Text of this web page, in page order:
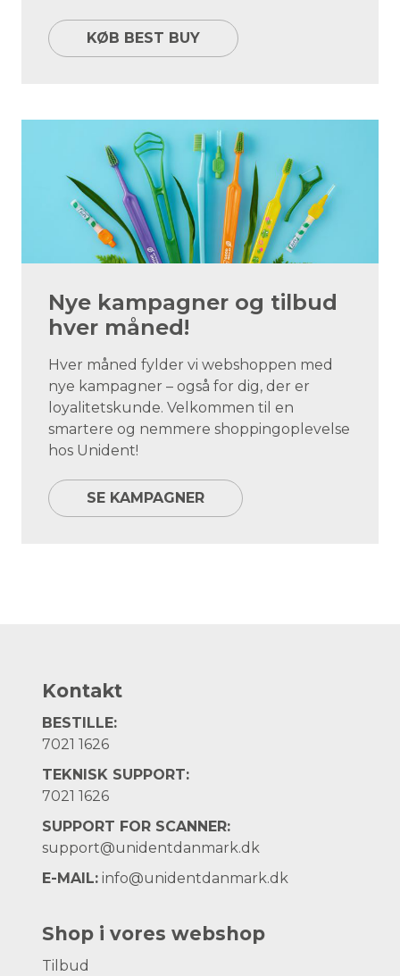
KØB BEST BUY
Nye kampagner og tilbud
hver måned!
Hver måned fylder vi webshoppen med
nye kampagner – også for dig, der er
loyalitetskunde. Velkommen til en
smartere og nemmere shoppingoplevelse
hos Unident!
SE KAMPAGNER
Kontakt
BESTILLE:
7021 1626
TEKNISK SUPPORT:
7021 1626
SUPPORT FOR SCANNER:
support@unidentdanmark.dk
E-MAIL: info@unidentdanmark.dk
Shop i vores webshop
Tilbud